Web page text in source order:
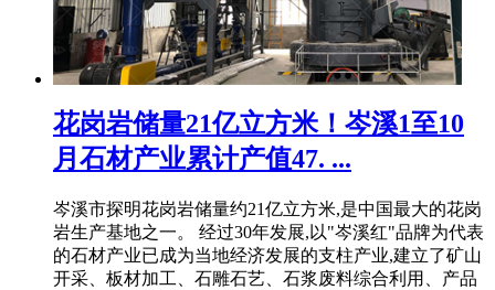
花岗岩储量21亿立方米！岑溪1至10
月石材产业累计产值47. ...
岑溪市探明花岗岩储量约21亿立方米,是中国最大的花岗
岩生产基地之一。 经过30年发展,以"岑溪红"品牌为代表
的石材产业已成为当地经济发展的支柱产业,建立了矿山
开采、板材加工、石雕石艺、石浆废料综合利用、产品